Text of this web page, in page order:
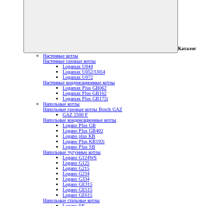
Каталог
Настенные котлы
Настенные газовые котлы
Logamax U044
Logamax U052/U054
Logamax U072
Настенные конденсационные котлы
Logamax Plus GB062
Logamax Plus GB162
Logamax Plus GB172i
Напольные котлы
Напольные газовые котлы Bosch GAZ
GAZ 2500 F
Напольные конденсационные котлы
Logano Plus GB
Logano Plus GB402
Logano plus KB
Logano Plus KB192i
Logano Plus SB
Напольные чугунные котлы
Logano G124WS
Logano G125
Logano G215
Logano G234
Logano G334
Logano GE315
Logano GE515
Logano GE615
Напольные стальные котлы